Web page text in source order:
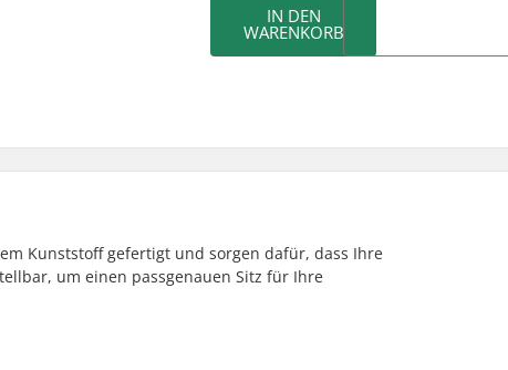
IN DEN
WARENKORB
Kunststoff gefertigt und sorgen dafür, dass Ihre
um einen passgenauen Sitz für Ihre